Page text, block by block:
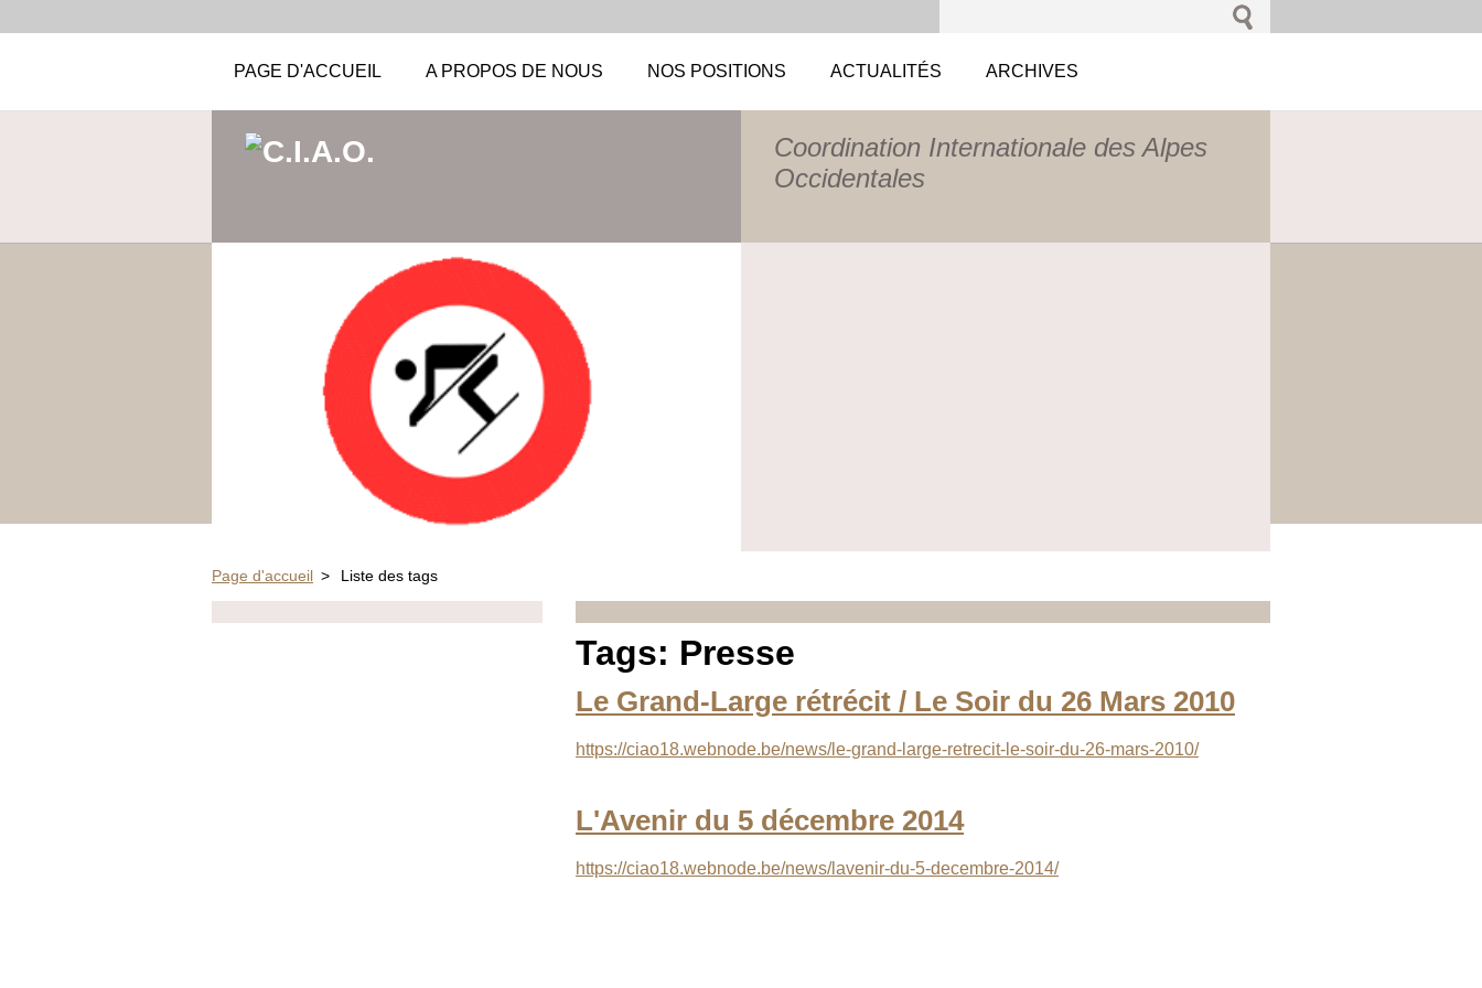
PAGE D'ACCUEIL A PROPOS DE NOUS NOS POSITIONS ACTUALITÉS ARCHIVES
Coordination Internationale des Alpes
Occidentales
Page d'accueil > Liste des tags
Tags: Presse
Le Grand-Large rétrécit / Le Soir du 26 Mars 2010
https://ciao18.webnode.be/news/le-grand-large-retrecit-le-soir-du-26-mars-2010/
L'Avenir du 5 décembre 2014
https://ciao18.webnode.be/news/lavenir-du-5-decembre-2014/